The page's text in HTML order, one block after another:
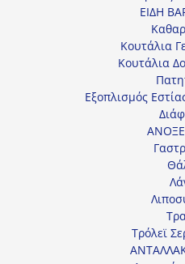
ΕΙΔΗ
Κουτάλια
Κουτάλια
Εξοπλισμός
Τρόλεϊ